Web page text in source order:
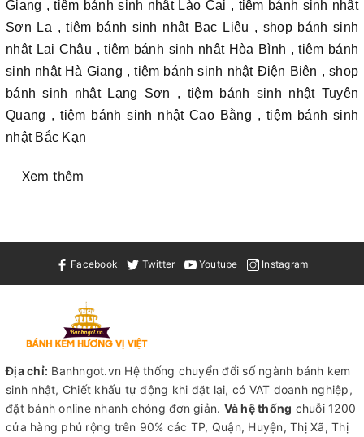
Giang , tiệm bánh sinh nhật Lào Cai , tiệm bánh sinh nhật
Sơn La , tiệm bánh sinh nhật Bạc Liêu , shop bánh sinh
nhật Lai Châu , tiệm bánh sinh nhật Hòa Bình , tiệm bánh
sinh nhật Hà Giang , tiệm bánh sinh nhật Điện Biên , shop
bánh sinh nhật Lạng Sơn , tiệm bánh sinh nhật Tuyên
Quang , tiệm bánh sinh nhật Cao Bằng , tiệm bánh sinh
nhật Bắc Kạn
Xem thêm
Facebook Twitter Youtube Instagram
Địa chỉ: Banhngot.vn Hệ thống chuyển đổi số ngành bánh kem
sinh nhật, Chiết khấu tự động khi đặt lại, có VAT doanh nghiệp,
đặt bánh online nhanh chóng đơn giản. Và hệ thống chuỗi 1200
cửa hàng phủ rộng trên 90% các TP, Quận, Huyện, Thị Xã, Thị